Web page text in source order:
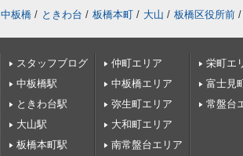
中板橋 / ときわ台 / 板橋本町 / 大山 / 板橋区役所前 /
スタッフブログ
中板橋駅
ときわ台駅
大山駅
板橋本町駅
仲町エリア
中板橋エリア
弥生町エリア
大和町エリア
南常盤台エリア
栄町エ
富士見
常盤台